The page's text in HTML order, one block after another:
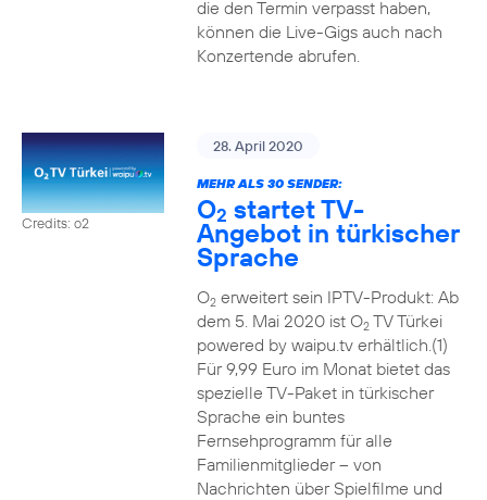
die den Termin verpasst haben,
können die Live-Gigs auch nach
Konzertende abrufen.
Credits: o2
28. April 2020
MEHR ALS 30 SENDER:
O2 startet TV-
Angebot in türkischer
Sprache
O2erweitert sein IPTV-Produkt: Ab
dem 5. Mai 2020 ist O2TV Türkei
powered by waipu.tv erhältlich.(1)
Für 9,99 Euro im Monat bietet das
spezielle TV-Paket in türkischer
Sprache ein buntes
Fernsehprogramm für alle
Familienmitglieder – von
Nachrichten über Spielfilme und